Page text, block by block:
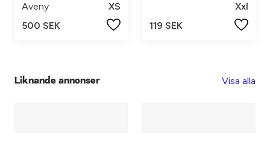
Aveny
XS
500 SEK
Xxl
119 SEK
Liknande annonser Visa alla